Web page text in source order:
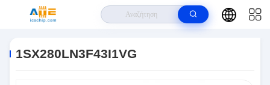
1SX280LN3F43I1VG